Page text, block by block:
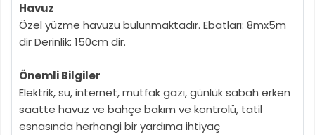
Havuz
Özel yüzme havuzu bulunmaktadır. Ebatları: 8mx5m
dir Derinlik: 150cm dir.
Önemli Bilgiler
Elektrik, su, internet, mutfak gazı, günlük sabah erken
saatte havuz ve bahçe bakım ve kontrolü, tatil
esnasında herhangi bir yardıma ihtiyaç